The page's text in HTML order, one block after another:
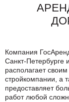
Компания
Санкт-Петербурге
располагает
стройкомпании, а
предоставляет
работ любой